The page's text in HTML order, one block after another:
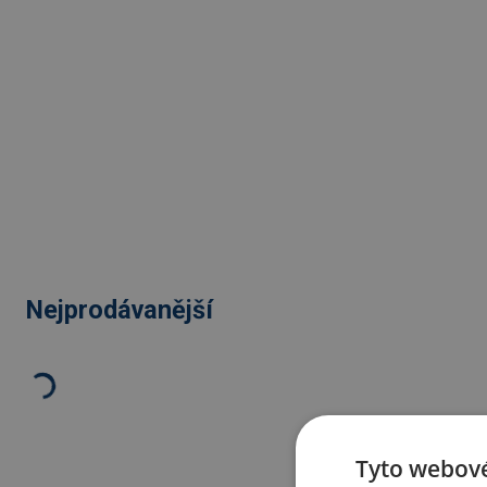
Nejprodávanější
Tyto